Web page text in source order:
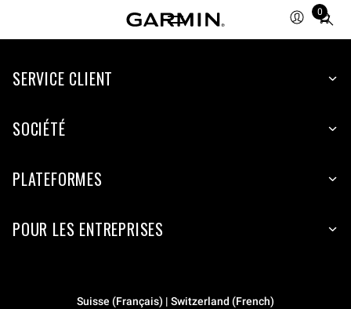
0
Total
items
cart:
SERVICE CLIENT
SOCIÉTÉ
PLATEFORMES
POUR LES ENTREPRISES
Suisse (Français) | Switzerland (French)